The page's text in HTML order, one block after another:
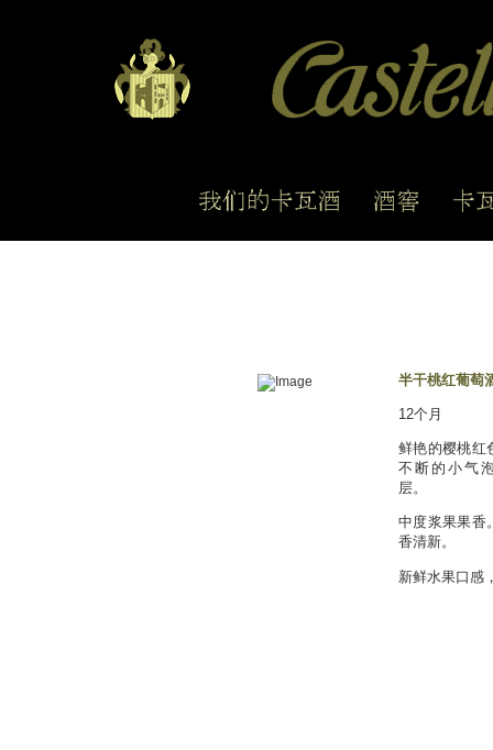
半干桃红葡萄
12个月
鲜艳的樱桃红
不断的小气
层。
中度浆果果香
香清新。
新鲜水果口感